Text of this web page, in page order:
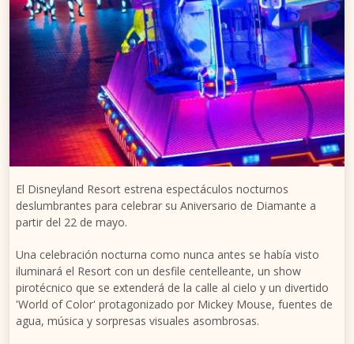
El Disneyland Resort estrena espectáculos nocturnos
deslumbrantes para celebrar su Aniversario de Diamante a
partir del 22 de mayo.
Una celebración nocturna como nunca antes se había visto
iluminará el Resort con un desfile centelleante, un show
pirotécnico que se extenderá de la calle al cielo y un divertido
'World of Color' protagonizado por Mickey Mouse, fuentes de
agua, música y sorpresas visuales asombrosas.